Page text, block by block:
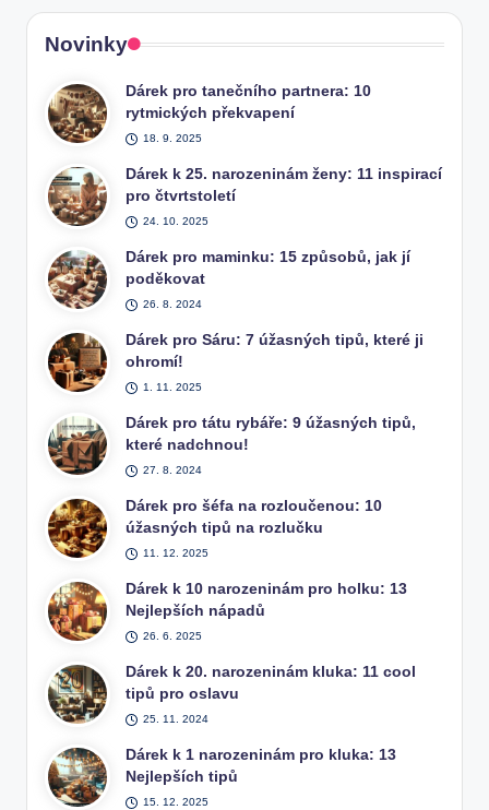
Novinky
Dárek pro tanečního partnera: 10
rytmických překvapení
18. 9. 2025
Dárek k 25. narozeninám ženy: 11 inspirací
pro čtvrtstoletí
24. 10. 2025
Dárek pro maminku: 15 způsobů, jak jí
poděkovat
26. 8. 2024
Dárek pro Sáru: 7 úžasných tipů, které ji
ohromí!
1. 11. 2025
Dárek pro tátu rybáře: 9 úžasných tipů,
které nadchnou!
27. 8. 2024
Dárek pro šéfa na rozloučenou: 10
úžasných tipů na rozlučku
11. 12. 2025
Dárek k 10 narozeninám pro holku: 13
Nejlepších nápadů
26. 6. 2025
Dárek k 20. narozeninám kluka: 11 cool
tipů pro oslavu
25. 11. 2024
Dárek k 1 narozeninám pro kluka: 13
Nejlepších tipů
15. 12. 2025